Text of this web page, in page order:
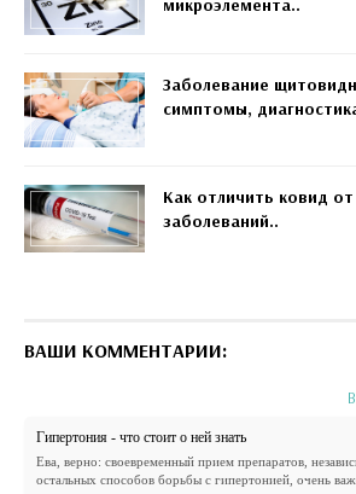
микроэлемента..
Заболевание
симптомы,
Как отличить ковид
заболеваний..
ВАШИ КОММЕНТАРИИ:
Гипертония - что стоит о ней знать
Ева, верно: своевременный прием препаратов,
остальных способов борьбы с гипертонией, очень